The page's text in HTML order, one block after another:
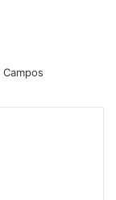
Campos